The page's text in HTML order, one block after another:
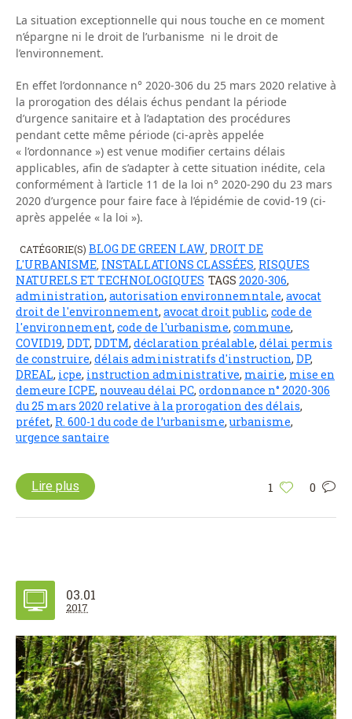
La situation exceptionnelle qui nous touche en ce moment
n’épargne ni le droit de l’urbanisme ni le droit de
l’environnement.
En effet l’ordonnance n° 2020-306 du 25 mars 2020 relative à
la prorogation des délais échus pendant la période
d’urgence sanitaire et à l’adaptation des procédures
pendant cette même période (ci-après appelée
« l’ordonnance ») est venue modifier certains délais
applicables, afin de s’adapter à cette situation inédite, cela
conformément à l’article 11 de la loi n° 2020-290 du 23 mars
2020 d’urgence pour faire face à l’épidémie de covid-19 (ci-
après appelée « la loi »).
CATÉGORIE(S) BLOG DE GREEN LAW DROIT DE
L'URBANISME INSTALLATIONS CLASSÉES RISQUES
NATURELS ET TECHNOLOGIQUES TAGS 2020-306,
administration, autorisation environnemntale, avocat
droit de l'environnement, avocat droit public, code de
l'environnement, code de l'urbanisme, commune,
COVID19, DDT, DDTM, déclaration préalable, délai permis
de construire, délais administratifs d'instruction, DP,
DREAL, icpe, instruction administrative, mairie, mise en
demeure ICPE, nouveau délai PC, ordonnance n° 2020-306
du 25 mars 2020 relative à la prorogation des délais,
préfet, R. 600-1 du code de l’urbanisme,urbanisme,
urgence santaire
1 0
Lire plus
03.01
2017